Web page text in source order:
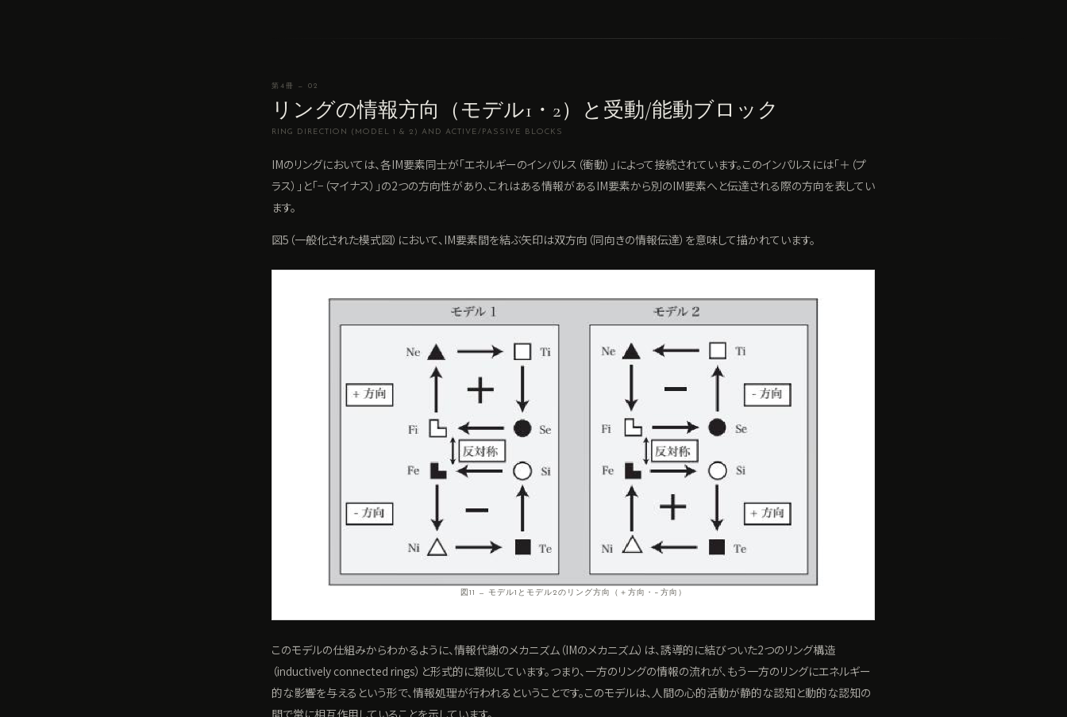
第4冊 — 02
リングの情報方向（モデル1・2）と受動/能動ブロック
RING DIRECTION (MODEL 1 & 2) AND ACTIVE/PASSIVE BLOCKS
IMのリングにおいては、各IM要素同士が「エネルギーのインパルス（衝動）」によって接続されています。このインパルスには「＋（プ
ラス）」と「−（マイナス）」の2つの方向性があり、これはある情報があるIM要素から別のIM要素へと伝達される際の方向を表してい
ます。
図5（一般化された模式図）において、IM要素間を結ぶ矢印は双方向（同向きの情報伝達）を意味して描かれています。
図11 — モデル1とモデル2のリング方向（＋方向・−方向）
このモデルの仕組みからわかるように、情報代謝のメカニズム（IMのメカニズム）は、誘導的に結びついた2つのリング構造
（inductively connected rings）と形式的に類似しています。つまり、一方のリングの情報の流れが、もう一方のリングにエネルギー
的な影響を与えるという形で、情報処理が行われるということです。このモデルは、人間の心的活動が静的な認知と動的な認知の